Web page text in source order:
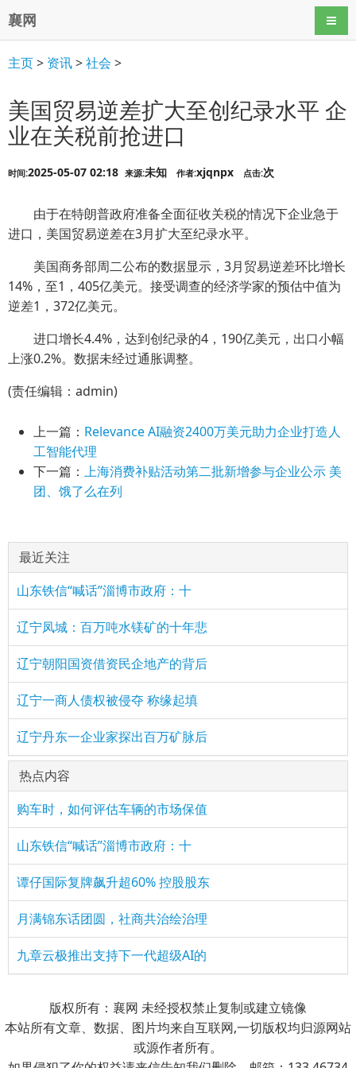
襄网 导航
主页> 资讯>社会 >
美国贸易逆差扩大至创纪录水平 企
业在关税前抢进口
时间:2025-05-07 02:18 来源:未知 作者:xjqnpx 点击:次
由于在特朗普政府准备全面征收关税的情况下企业急于
进口，美国贸易逆差在3月扩大至纪录水平。
美国商务部周二公布的数据显示，3月贸易逆差环比增长
14%，至1，405亿美元。接受调查的经济学家的预估中值为
逆差1，372亿美元。
进口增长4.4%，达到创纪录的4，190亿美元，出口小幅
上涨0.2%。数据未经过通胀调整。
(责任编辑：admin)
上一篇： Relevance AI融资2400万美元助力企业打造人
工智能代理
下一篇： 上海消费补贴活动第二批新增参与企业公示 美
团、饿了么在列
最近关注
山东铁信“喊话”淄博市政府：十
辽宁凤城：百万吨水镁矿的十年悲
辽宁朝阳国资借资民企地产的背后
辽宁一商人债权被侵夺 称缘起填
辽宁丹东一企业家探出百万矿脉后
热点内容
购车时，如何评估车辆的市场保值
山东铁信“喊话”淄博市政府：十
谭仔国际复牌飙升超60% 控股股东
月满锦东话团圆，社商共治绘治理
九章云极推出支持下一代超级AI的
版权所有：襄网 未经授权禁止复制或建立镜像
本站所有文章、数据、图片均来自互联网,一切版权均归源网站
或源作者所有。